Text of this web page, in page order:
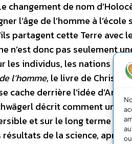
changement de nom
l’âge de l’homme à
partagent cette Terre avec
n’est donc pas seulement
les individus, les nations et
l’homme, le livre de
cache derrière l’idée
décrit comment une
et sur le long terme la
résultats de la science, après